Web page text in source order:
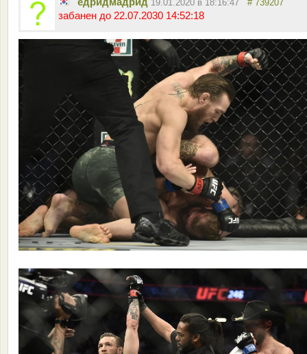
19.01.2020 в 18:16:47 # 739207
забанен до 22.07.2030 14:52:18